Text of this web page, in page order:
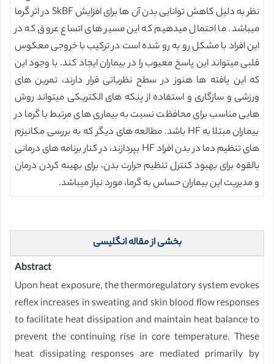
نظر به دلیل کاهش توانایی بدن آن ها برای افزایش SkBF در اثر گرما
میباشد. ما احتمال میدهیم که این مسیر های اتساع عروق که در
این افراد با مشکل رو به رو شده است در ترکیب با خروجی معکوس
قلبی میتواند این پاسخ معیوب را در بیماران ایجاد کند. با وجود این
که این یافته ها هنوز در سطح نظریاتی قرار دارند، تمرین های
ورزشی و سازگاری و استفاده از پنکه های الکتریکی میتواند روش
هایی مناسب برای محافظت نسبت به بیماری های مرتبط با گرما در
بیماران مبتلا به HF باشد. مطالعه های دیگر که به بررسی مکانیزم
های تنظیم دما در بدن افراد HF بپردازند، در کنار برنامه های درمانی
بالقوه برای بهبود کنترل تنظیم حرارت بدن، برای بهینه کردن درمان
و مدیریت این بیماران حساس به گرما، مورد نیاز میباشد.
بخشی از مقاله انگلیسی
Abstract
Upon heat exposure, the thermoregulatory system evokes
reflex increases in sweating and skin blood flow responses
to facilitate heat dissipation and maintain heat balance to
prevent the continuing rise in core temperature. These
heat dissipating responses are mediated primarily by